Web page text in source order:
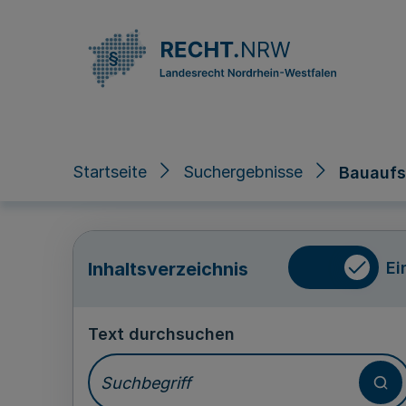
Startseite Suchergebnisse
Inhaltsverzeichnis
Text durchsuchen